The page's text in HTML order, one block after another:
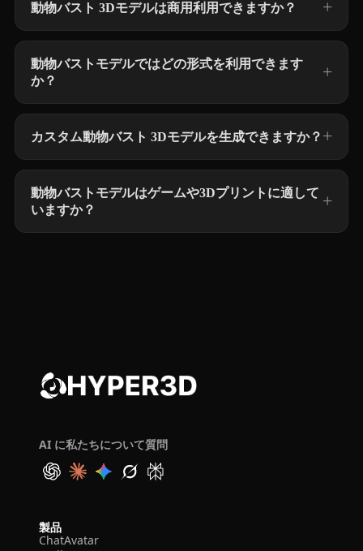
動物バスト 3Dモデルは商用利用できますか？
動物バストモデルではどの形式を利用できます
か？
カスタム動物バスト 3Dモデルを生成できますか？
動物バストモデルはゲームや3Dプリントに適して
いますか？
AI に私たちについて質問
製品
ChatAvatar